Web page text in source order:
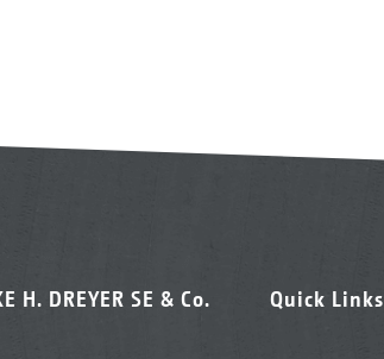
H. DREYER SE & Co.
Quick Links